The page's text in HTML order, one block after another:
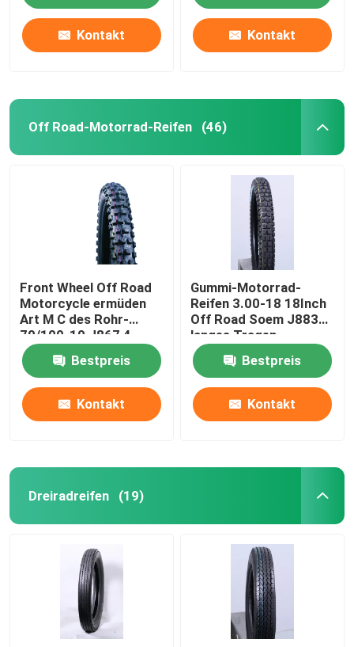
Kontakt Kontakt
Off Road-Motorrad-Reifen (46)
Front Wheel Off Road
Motorcycle ermüden
Art M C des Rohr-
70/100-19 J867 4
PAARE 6 PAARE TT
Bestpreis
Kontakt
Gummi-Motorrad-
Reifen 3.00-18 18Inch
Off Road Soem J883
langes Tragen
Bestpreis
Kontakt
Dreiradreifen (19)